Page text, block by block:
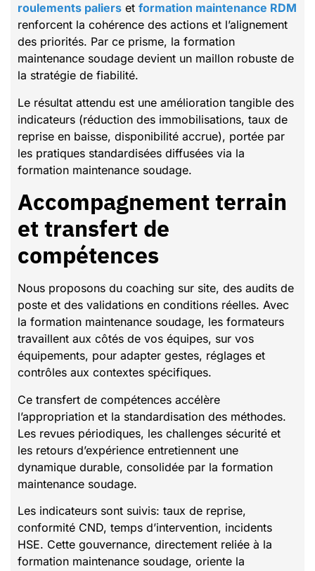
roulements paliers et formation maintenance RDM
renforcent la cohérence des actions et l’alignement
des priorités. Par ce prisme, la formation
maintenance soudage devient un maillon robuste de
la stratégie de fiabilité.
Le résultat attendu est une amélioration tangible des
indicateurs (réduction des immobilisations, taux de
reprise en baisse, disponibilité accrue), portée par
les pratiques standardisées diffusées via la
formation maintenance soudage.
Accompagnement terrain
et transfert de
compétences
Nous proposons du coaching sur site, des audits de
poste et des validations en conditions réelles. Avec
la formation maintenance soudage, les formateurs
travaillent aux côtés de vos équipes, sur vos
équipements, pour adapter gestes, réglages et
contrôles aux contextes spécifiques.
Ce transfert de compétences accélère
l’appropriation et la standardisation des méthodes.
Les revues périodiques, les challenges sécurité et
les retours d’expérience entretiennent une
dynamique durable, consolidée par la formation
maintenance soudage.
Les indicateurs sont suivis: taux de reprise,
conformité CND, temps d’intervention, incidents
HSE. Cette gouvernance, directement reliée à la
formation maintenance soudage, oriente la